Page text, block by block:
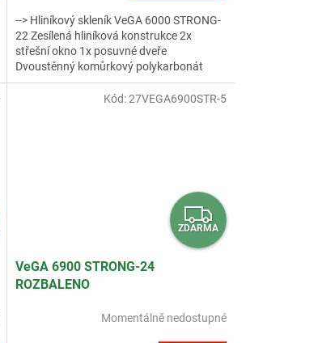
--> Hliníkový skleník VeGA 6000 STRONG-
22 Zesílená hliníková konstrukce 2x
střešní okno 1x posuvné dveře
Dvoustěnný komůrkový polykarbonát
4mm s UV filterm Zesílený nosný profil...
Z
D
M
ZDARMA
VeGA 6900 STRONG-24
ROZBALENO
Momentálně nedostupné
Kód:27VEGA6900STR-5